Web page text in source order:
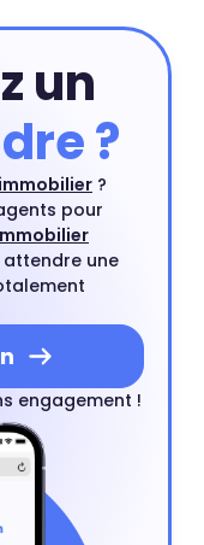
un
?
?
pour
attendre une
engagement !